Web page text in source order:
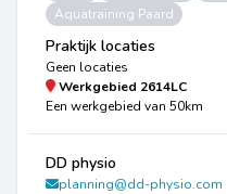
Aquatraining Paard
Praktijk locaties
Geen locaties
Werkgebied 2614LC
Een werkgebied van 50km
DD physio
planning@dd-physio.com